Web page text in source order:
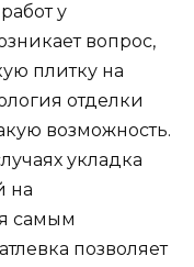
у
вопрос,
плитку на
отделки
возможность.
укладка
на
самым
позволяет